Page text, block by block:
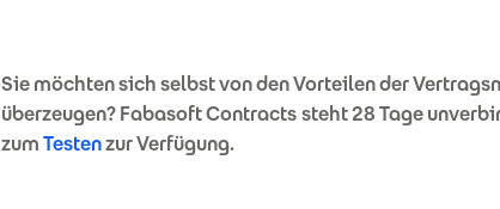
Sie möchten sich selbst von den Vorteilen der
überzeugen? Fabasoft Contractssteht 28 Tage
zumTestenzur Verfügung.